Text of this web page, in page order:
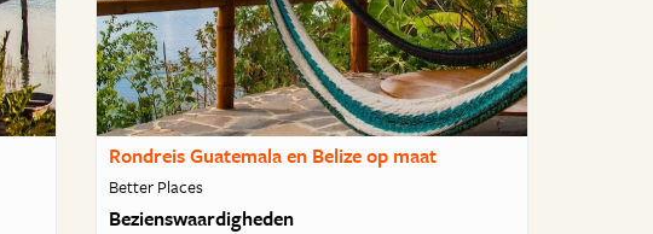
Rondreis Guatemala en Belize op maat
Better Places
Bezienswaardigheden